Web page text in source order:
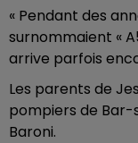
« Pendant des
surnommaient «
arrive parfois
Les parents de
pompiers de Bar-
Baroni.